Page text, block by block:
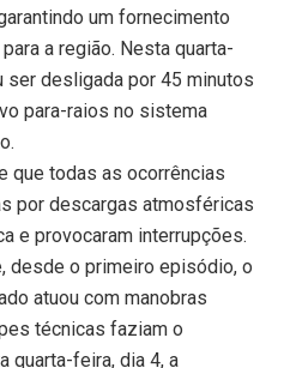
um fornecimento
a região. Nesta quarta-
ser desligada por 45 minutos
para-raios no sistema
que todas as ocorrências
por descargas atmosféricas
e provocaram interrupções.
desde o primeiro episódio, o
atuou com manobras
técnicas faziam o
quarta-feira, dia 4, a